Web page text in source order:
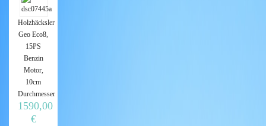
Holzhäcksler
Geo Eco8,
15PS
Benzin
Motor,
10cm
Durchmesser
1590,00
€